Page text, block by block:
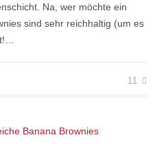
Na, wer möchte ein
sind sehr reichhaltig (um es
11